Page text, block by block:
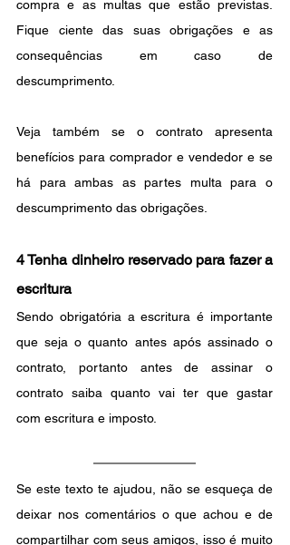
compra e as multas que estão previstas.
Fique ciente das suas obrigações e as
consequências em caso de
descumprimento.
Veja também se o contrato apresenta
benefícios para comprador e vendedor e se
há para ambas as partes multa para o
descumprimento das obrigações.
4 Tenha dinheiro reservado para fazer a
escritura
Sendo obrigatória a escritura é importante
que seja o quanto antes após assinado o
contrato, portanto antes de assinar o
contrato saiba quanto vai ter que gastar
com escritura e imposto.
Se este texto te ajudou, não se esqueça de
deixar nos comentários o que achou e de
compartilhar com seus amigos, isso é muito